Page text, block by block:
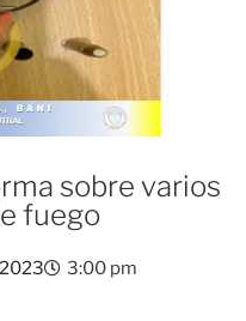
sobre varios
fuego
3:00 pm